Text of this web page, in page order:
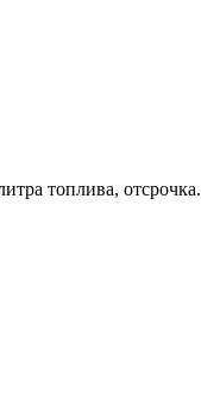
топлива, отсрочка.